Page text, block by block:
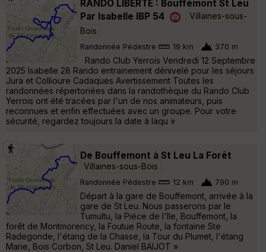
RANDO LIBERTE : Bouffémont St Leu
Par Isabelle IBP 54
Villaines-sous-
Bois
Randonnée Pédestre 19 km 370 m
Rando Club Yerrois Vendredi 12 Septembre
2025 Isabelle 28 Rando entrainement dénivelé pour les séjours
Jura et Collioure Cadaques Avertissement Toutes les
randonnées répertoriées dans la randothèque du Rando Club
Yerrois ont été tracées par l'un de nos animateurs, puis
reconnues et enfin effectuées avec un groupe. Pour votre
sécurité, regardez toujours la date à laqu »
De Bouffemont à St Leu La Forêt
Villaines-sous-Bois
Randonnée Pédestre 12 km 790 m
Départ à la gare de Bouffemont, arrivée à la
gare de St Leu. Nous passerons par le
Tumultu, la Piéce de l'Ile, Bouffemont, la
forêt de Montmorency, la Foutue Route, la fontaine Ste
Radegonde, l'étang de la Chasse, la Tour du Plumet, l'étang
Marie, Bois Corbon, St Leu. Daniel BAIJOT »